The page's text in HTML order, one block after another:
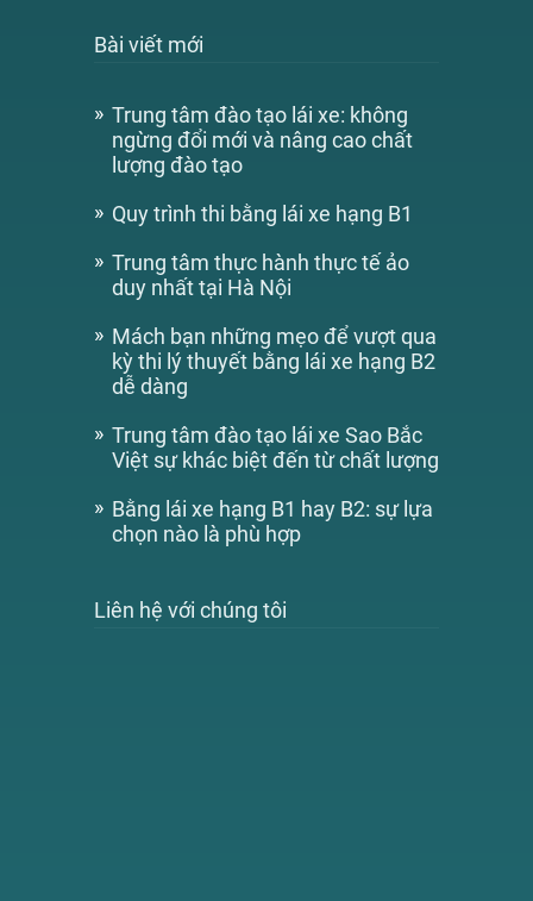
Bài viết mới
Trung tâm đào tạo lái xe: không
ngừng đổi mới và nâng cao chất
lượng đào tạo
Quy trình thi bằng lái xe hạng B1
Trung tâm thực hành thực tế ảo
duy nhất tại Hà Nội
Mách bạn những mẹo để vượt qua
kỳ thi lý thuyết bằng lái xe hạng B2
dễ dàng
Trung tâm đào tạo lái xe Sao Bắc
Việt sự khác biệt đến từ chất lượng
Bằng lái xe hạng B1 hay B2: sự lựa
chọn nào là phù hợp
Liên hệ với chúng tôi